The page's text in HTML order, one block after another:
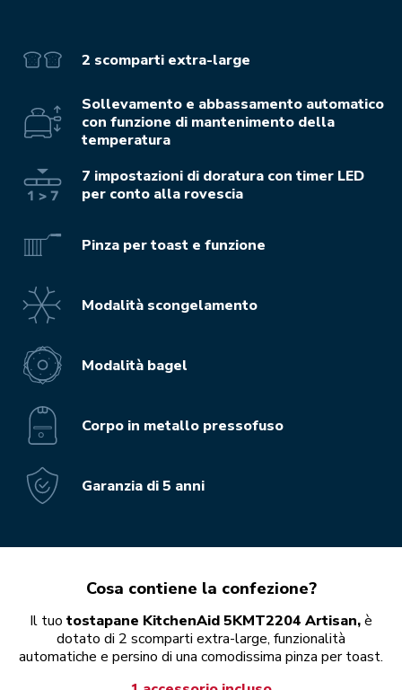
2 scomparti extra-large
Sollevamento e abbassamento automatico
con funzione di mantenimento della
temperatura
7 impostazioni di doratura con timer LED
per conto alla rovescia
Pinza per toast e funzione
Modalità scongelamento
Modalità bagel
Corpo in metallo pressofuso
Garanzia di 5 anni
Cosa contiene la confezione?
Il tuo tostapane KitchenAid 5KMT2204 Artisan,è
dotato di 2 scomparti extra-large, funzionalità
automatiche e persino di una comodissima pinza per toast.